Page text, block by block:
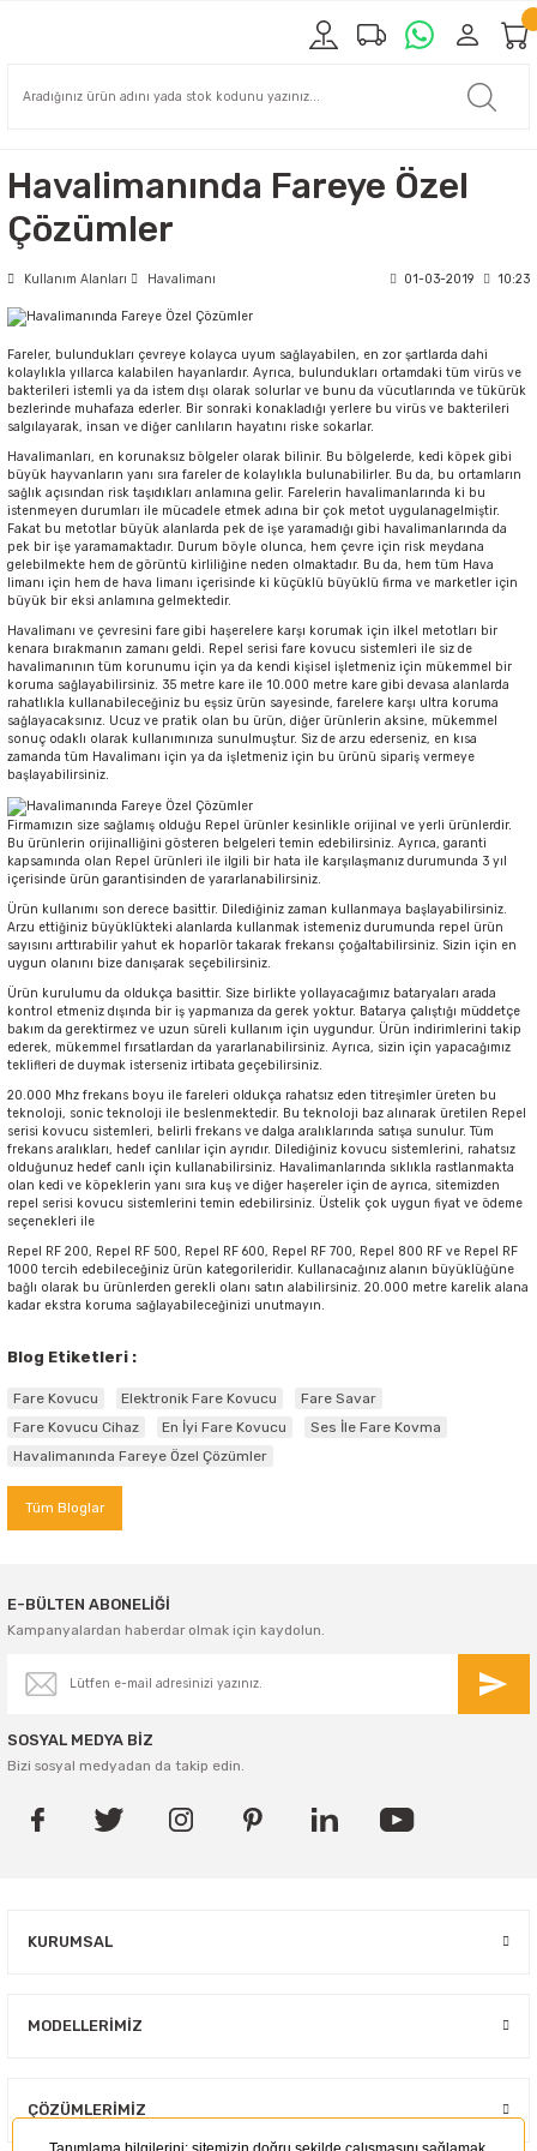
Havalimanında Fareye Özel
Çözümler
Kullanım Alanları Havalimanı 01-03-2019 10:23
Fareler, bulundukları çevreye kolayca uyum sağlayabilen, en zor şartlarda dahi
kolaylıkla yıllarca kalabilen hayanlardır. Ayrıca, bulundukları ortamdaki tüm virüs ve
bakterileri istemli ya da istem dışı olarak solurlar ve bunu da vücutlarında ve tükürük
bezlerinde muhafaza ederler. Bir sonraki konakladığı yerlere bu virüs ve bakterileri
salgılayarak, insan ve diğer canlıların hayatını riske sokarlar.
Havalimanları, en korunaksız bölgeler olarak bilinir. Bu bölgelerde, kedi köpek gibi
büyük hayvanların yanı sıra fareler de kolaylıkla bulunabilirler. Bu da, bu ortamların
sağlık açısından risk taşıdıkları anlamına gelir. Farelerin havalimanlarında ki bu
istenmeyen durumları ile mücadele etmek adına bir çok metot uygulanagelmiştir.
Fakat bu metotlar büyük alanlarda pek de işe yaramadığı gibi havalimanlarında da
pek bir işe yaramamaktadır. Durum böyle olunca, hem çevre için risk meydana
gelebilmekte hem de görüntü kirliliğine neden olmaktadır. Bu da, hem tüm Hava
limanı için hem de hava limanı içerisinde ki küçüklü büyüklü firma ve marketler için
büyük bir eksi anlamına gelmektedir.
Havalimanı ve çevresini fare gibi haşerelere karşı korumak için ilkel metotları bir
kenara bırakmanın zamanı geldi. Repel serisi fare kovucu sistemleri ile siz de
havalimanının tüm korunumu için ya da kendi kişisel işletmeniz için mükemmel bir
koruma sağlayabilirsiniz. 35 metre kare ile 10.000 metre kare gibi devasa alanlarda
rahatlıkla kullanabileceğiniz bu eşsiz ürün sayesinde, farelere karşı ultra koruma
sağlayacaksınız. Ucuz ve pratik olan bu ürün, diğer ürünlerin aksine, mükemmel
sonuç odaklı olarak kullanımınıza sunulmuştur. Siz de arzu ederseniz, en kısa
zamanda tüm Havalimanı için ya da işletmeniz için bu ürünü sipariş vermeye
başlayabilirsiniz.
Firmamızın size sağlamış olduğu Repel ürünler kesinlikle orijinal ve yerli ürünlerdir.
Bu ürünlerin orijinalliğini gösteren belgeleri temin edebilirsiniz. Ayrıca, garanti
kapsamında olan Repel ürünleri ile ilgili bir hata ile karşılaşmanız durumunda 3 yıl
içerisinde ürün garantisinden de yararlanabilirsiniz.
Ürün kullanımı son derece basittir. Dilediğiniz zaman kullanmaya başlayabilirsiniz.
Arzu ettiğiniz büyüklükteki alanlarda kullanmak istemeniz durumunda repel ürün
sayısını arttırabilir yahut ek hoparlör takarak frekansı çoğaltabilirsiniz. Sizin için en
uygun olanını bize danışarak seçebilirsiniz.
Ürün kurulumu da oldukça basittir. Size birlikte yollayacağımız bataryaları arada
kontrol etmeniz dışında bir iş yapmanıza da gerek yoktur. Batarya çalıştığı müddetçe
bakım da gerektirmez ve uzun süreli kullanım için uygundur. Ürün indirimlerini takip
ederek, mükemmel fırsatlardan da yararlanabilirsiniz. Ayrıca, sizin için yapacağımız
teklifleri de duymak isterseniz irtibata geçebilirsiniz.
20.000 Mhz frekans boyu ile fareleri oldukça rahatsız eden titreşimler üreten bu
teknoloji, sonic teknoloji ile beslenmektedir. Bu teknoloji baz alınarak üretilen Repel
serisi kovucu sistemleri, belirli frekans ve dalga aralıklarında satışa sunulur. Tüm
frekans aralıkları, hedef canlılar için ayrıdır. Dilediğiniz kovucu sistemlerini, rahatsız
olduğunuz hedef canlı için kullanabilirsiniz. Havalimanlarında sıklıkla rastlanmakta
olan kedi ve köpeklerin yanı sıra kuş ve diğer haşereler için de ayrıca, sitemizden
repel serisi kovucu sistemlerini temin edebilirsiniz. Üstelik çok uygun fiyat ve ödeme
seçenekleri ile
Repel RF 200, Repel RF 500, Repel RF 600, Repel RF 700, Repel 800 RF ve Repel RF
1000 tercih edebileceğiniz ürün kategorileridir. Kullanacağınız alanın büyüklüğüne
bağlı olarak bu ürünlerden gerekli olanı satın alabilirsiniz. 20.000 metre karelik alana
kadar ekstra koruma sağlayabileceğinizi unutmayın.
Blog Etiketleri :
Fare Kovucu Elektronik Fare Kovucu
Fare Savar
Fare Kovucu Cihaz
En İyi Fare Kovucu
Ses İle Fare Kovma
Havalimanında Fareye Özel Çözümler
Tüm Bloglar
E-BÜLTEN ABONELİĞİ
Kampanyalardan haberdar olmak için kaydolun.
SOSYAL MEDYA BİZ
Bizi sosyal medyadan da takip edin.
KURUMSAL
MODELLERIMIZ
ÇÖZÜMLERIMIZ